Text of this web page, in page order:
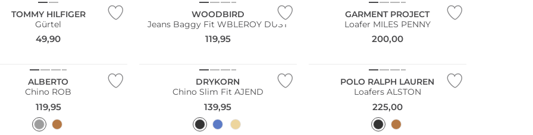
TOMMY HILFIGER
Gürtel
49,90
WOODBIRD
Jeans Baggy Fit WBLEROY DUST
119,95
GARMENT PROJECT
Loafer MILES PENNY
200,00
ALBERTO
Chino ROB
119,95
DRYKORN
Chino Slim Fit AJEND
139,95
POLO RALPH LAUREN
Loafers ALSTON
225,00